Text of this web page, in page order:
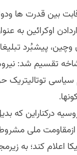
بین قدرت ها
اوکرائین به
وچین، پیشبُرد
تقسیم شد:
توتالیتریک
درکناراین که
ازمقاومت ملی
اعلام کند؛ به